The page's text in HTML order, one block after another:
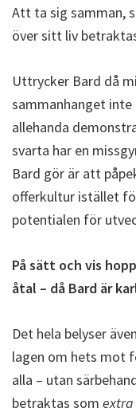
Att ta sig samman,
över sitt liv
Uttrycker Bard då
sammanhanget inte
allehanda
svarta har en
Bard gör är att
offerkultur istället
potentialen för
På sätt och vis
åtal – då Bard är
Det hela belyser
lagen om hets mot
alla – utan
betraktas som extra